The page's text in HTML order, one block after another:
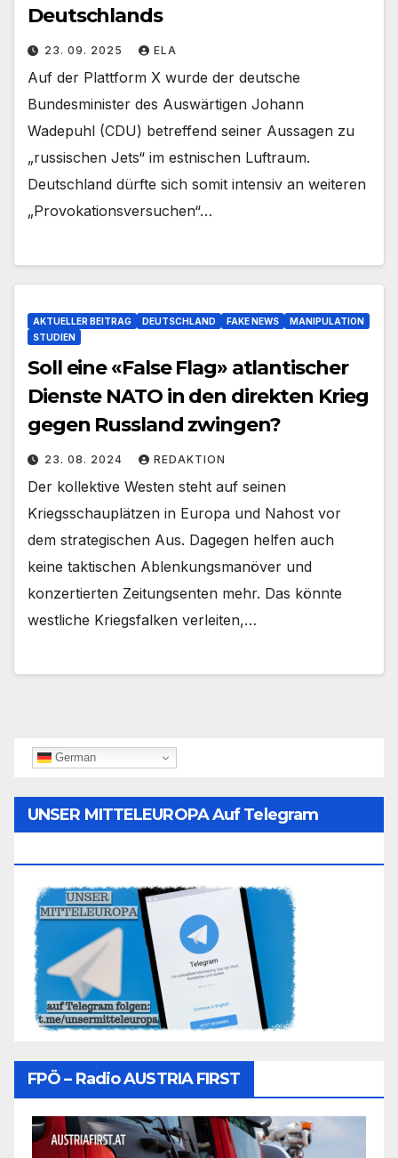
Deutschlands
23. 09. 2025 ELA
Auf der Plattform X wurde der deutsche
Bundesminister des Auswärtigen Johann
Wadepuhl (CDU) betreffend seiner Aussagen zu
„russischen Jets“ im estnischen Luftraum.
Deutschland dürfte sich somit intensiv an weiteren
„Provokationsversuchen“…
AKTUELLER BEITRAG DEUTSCHLAND FAKE NEWS
MANIPULATION
STUDIEN
Soll eine «False Flag» atlantischer
Dienste NATO in den direkten Krieg
gegen Russland zwingen?
23. 08. 2024 REDAKTION
Der kollektive Westen steht auf seinen
Kriegsschauplätzen in Europa und Nahost vor
dem strategischen Aus. Dagegen helfen auch
keine taktischen Ablenkungsmanöver und
konzertierten Zeitungsenten mehr. Das könnte
westliche Kriegsfalken verleiten,…
German
UNSER MITTELEUROPA Auf Telegram
FPÖ – Radio AUSTRIA FIRST